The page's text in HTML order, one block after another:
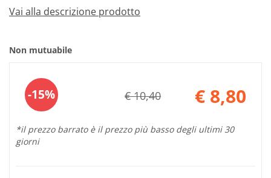
Vai alla descrizione prodotto
Non mutuabile
Sconto
del15% € 10,40
Prezzo
€ 8,80
*il prezzo barrato è il prezzo più basso degli ultimi 30
giorni